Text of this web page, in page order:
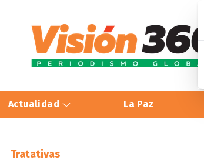
Actualidad La Paz
Tratativas